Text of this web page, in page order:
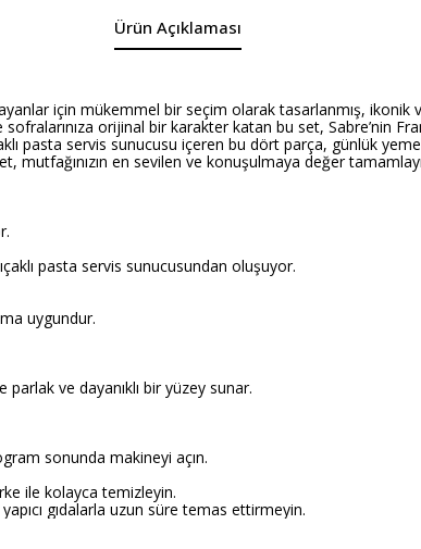
Ürün Açıklaması
için mükemmel bir seçim olarak tasarlanmış,
orijinal bir karakter katan bu set, Sabre’nin
pasta servis sunucusu içeren bu dört parça, günlük
en sevilen ve konuşulmaya değer
pasta servis sunucusundan oluşuyor.
uygundur.
ve dayanıklı bir yüzey sunar.
sonunda makineyi açın.
ile kolayca temizleyin.
gıdalarla uzun süre temas ettirmeyin.